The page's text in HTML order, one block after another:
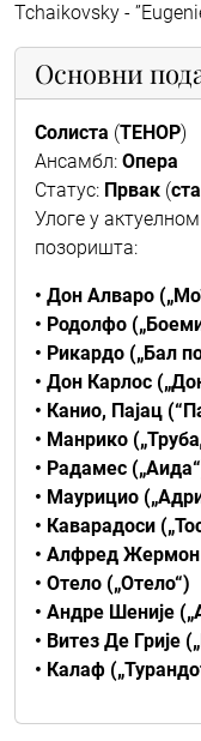
Tchaikovsky -
Основни
Солиста (ТЕНОР)
Ансамбл: Опера
Статус: Првак (
Улоге у
позоришта:
• Дон Алваро
• Родолфо
• Рикардо („Бал
• Дон Карлос
• Канио, Пајац
• Манрико
• Радамес
• Маурицио
• Каварадоси
• Алфред Жермон
• Отело („Отело“)
• Андре Шеније
• Витез Де Грије
• Калаф